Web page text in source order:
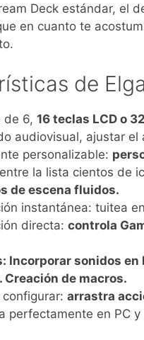
Deck estándar, el
en cuanto te
de
de 6, 16 teclas LCD o
audiovisual, ajustar el
personalizable:
la lista cientos de
de escena fluidos.
instantánea: tuitea
directa: controla
Incorporar sonidos
Creación de macros.
arrastra
perfectamente en PC y